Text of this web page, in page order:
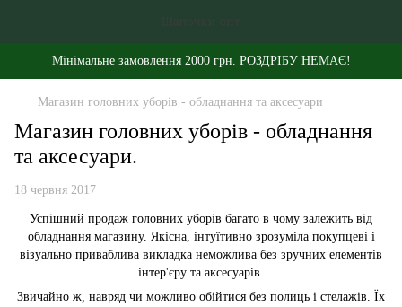
Мінімальне замовлення 2000 грн. РОЗДРІБУ НЕМАЄ!
Магазин головних уборів - обладнання та аксесуари
Магазин головних уборів - обладнання
та аксесуари.
18 червня 2017
Успішний продаж головних уборів багато в чому залежить від
обладнання магазину. Якісна, інтуїтивно зрозуміла покупцеві і
візуально приваблива викладка неможлива без зручних елементів
інтер'єру та аксесуарів.
Звичайно ж, навряд чи можливо обійтися без полиць і стелажів. Їх